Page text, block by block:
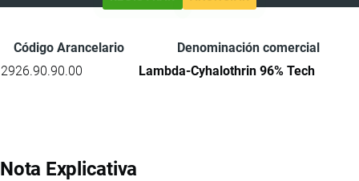
Código Arancelario
Denominación comercial
2926.90.90.00
Lambda-Cyhalothrin 96% Tech
Nota Explicativa